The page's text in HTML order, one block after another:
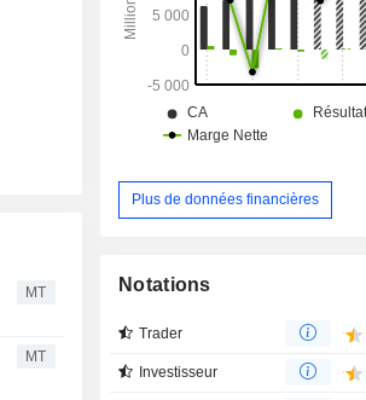
MT
MT
Plus de données financières
Notations
Trader
Investisseur